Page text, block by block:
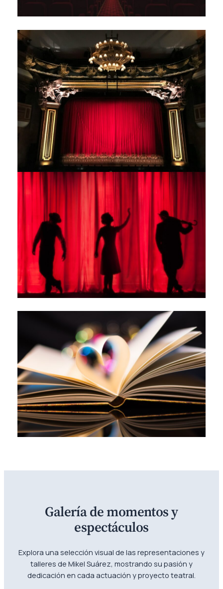
Galería de momentos y
espectáculos
Explora una selección visual de las representaciones y
talleres de Mikel Suárez, mostrando su pasión y
dedicación en cada actuación y proyecto teatral.